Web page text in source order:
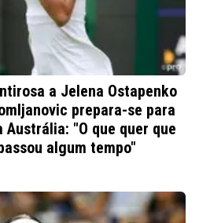
a Jelena Ostapenko
prepara-se para
Austrália: "O que quer que
algum tempo"